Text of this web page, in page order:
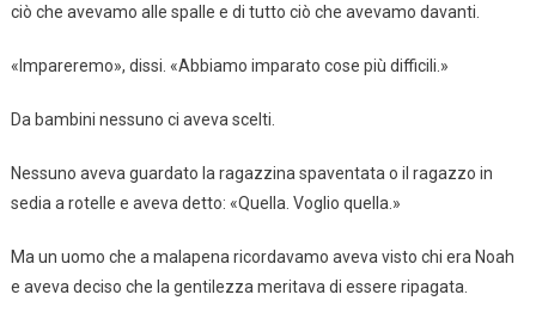
ciò che avevamo alle spalle e di tutto ciò che avevamo davanti.
«Impareremo», dissi. «Abbiamo imparato cose più difficili.»
Da bambini nessuno ci aveva scelti.
Nessuno aveva guardato la ragazzina spaventata o il ragazzo in
sedia a rotelle e aveva detto: «Quella. Voglio quella.»
Ma un uomo che a malapena ricordavamo aveva visto chi era Noah
e aveva deciso che la gentilezza meritava di essere ripagata.